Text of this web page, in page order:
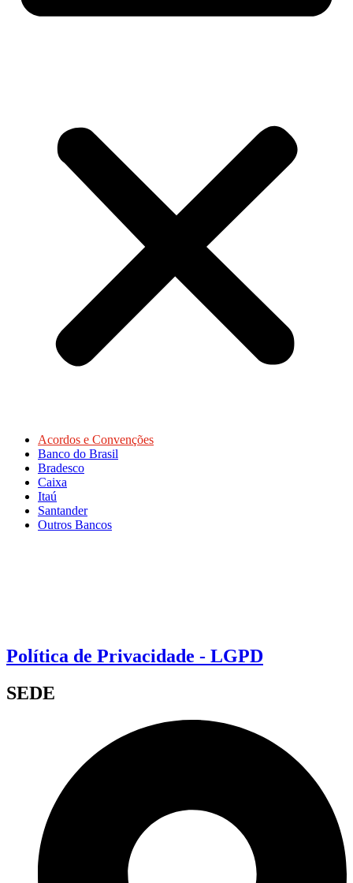
Acordos e Convenções
Banco do Brasil
Bradesco
Caixa
Itaú
Santander
Outros Bancos
Política de Privacidade - LGPD
SEDE